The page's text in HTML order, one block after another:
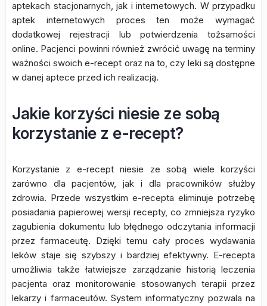
aptekach stacjonarnych, jak i internetowych. W przypadku
aptek internetowych proces ten może wymagać
dodatkowej rejestracji lub potwierdzenia tożsamości
online. Pacjenci powinni również zwrócić uwagę na terminy
ważności swoich e-recept oraz na to, czy leki są dostępne
w danej aptece przed ich realizacją.
Jakie korzyści niesie ze sobą
korzystanie z e-recept?
Korzystanie z e-recept niesie ze sobą wiele korzyści
zarówno dla pacjentów, jak i dla pracowników służby
zdrowia. Przede wszystkim e-recepta eliminuje potrzebę
posiadania papierowej wersji recepty, co zmniejsza ryzyko
zagubienia dokumentu lub błędnego odczytania informacji
przez farmaceutę. Dzięki temu cały proces wydawania
leków staje się szybszy i bardziej efektywny. E-recepta
umożliwia także łatwiejsze zarządzanie historią leczenia
pacjenta oraz monitorowanie stosowanych terapii przez
lekarzy i farmaceutów. System informatyczny pozwala na